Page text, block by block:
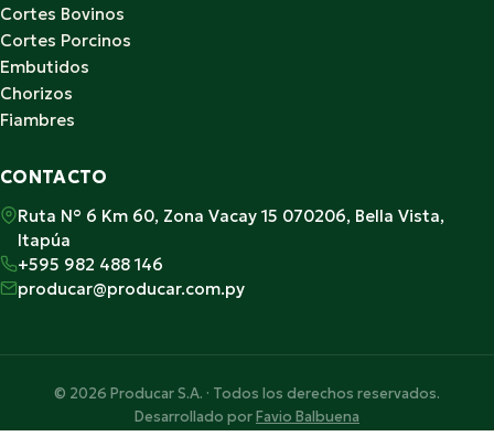
Cortes Bovinos
Cortes Porcinos
Embutidos
Chorizos
Fiambres
CONTACTO
Ruta N° 6 Km 60, Zona Vacay 15 070206, Bella Vista,
Itapúa
+595 982 488 146
producar@producar.com.py
© 2026 Producar S.A. · Todos los derechos reservados.
Desarrollado porFavio Balbuena